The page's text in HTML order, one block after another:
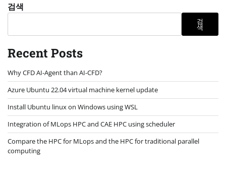
검색
검
색
Recent Posts
Why CFD AI-Agent than AI-CFD?
Azure Ubuntu 22.04 virtual machine kernel update
Install Ubuntu linux on Windows using WSL
Integration of MLops HPC and CAE HPC using scheduler
Compare the HPC for MLops and the HPC for traditional parallel
computing